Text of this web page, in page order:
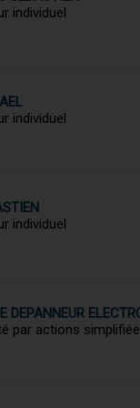
individuel
individuel
individuel
DEPANNEUR
par actions simplifiée